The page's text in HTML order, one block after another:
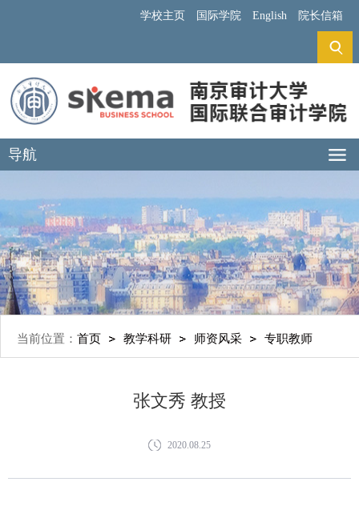
学校主页 国际学院 English 院长信箱
导航
当前位置： 首页 教学科研 师资风采 专职教师
张文秀 教授
2020.08.25